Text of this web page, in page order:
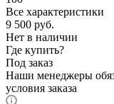
Все характеристики
9 500 руб.
Нет в наличии
Где купить?
Под заказ
Наши менеджеры
условия заказа